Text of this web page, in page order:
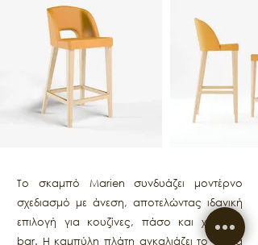
Το σκαμπό Marien συνδυάζει μοντέρνο
σχεδιασμό με άνεση, αποτελώντας ιδανική
επιλογή για κουζίνες, πάσο και χώρους
bar. Η καμπύλη πλάτη αγκαλιάζει το σώμα